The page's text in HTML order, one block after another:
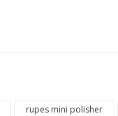
rupes mini polisher